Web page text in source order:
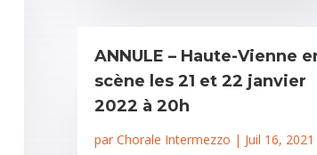
ANNULE – Haute-Vienne
scène les 21 et 22 janvier
2022 à 20h
par Chorale Intermezzo | Juil 16, 2021